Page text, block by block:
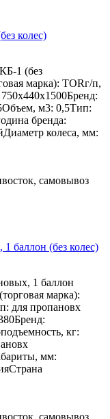
колес)
1 (без
марка): TORг/п,
м3: 0,5Тип:
бренда:
колеса, мм:
самовывоз
баллон (без колес)
1 баллон
марка):
для пропановх
кг:
мм:
самовывоз